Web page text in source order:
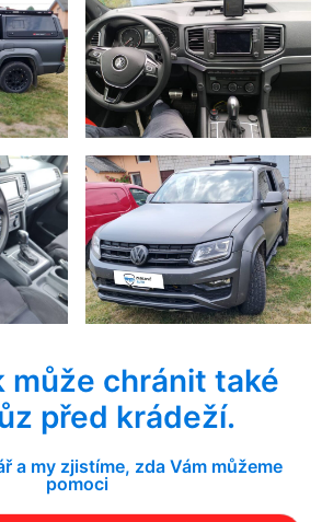
může chránit také
před krádeží.
a my zjistíme, zda Vám můžeme
pomoci